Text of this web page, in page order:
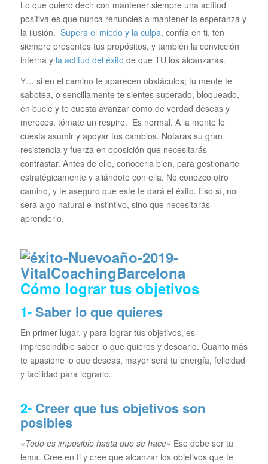
Lo que quiero decir con mantener siempre una actitud
positiva es que nunca renuncies a mantener la esperanza y
la ilusión. Supera el miedo y la culpa, confía en ti. ten
siempre presentes tus propósitos, y también la convicción
interna yla actitud del éxito de que TU los alcanzarás.
Y… si en el camino te aparecen obstáculos; tu mente te
sabotea, o sencillamente te sientes superado, bloqueado,
en bucle y te cuesta avanzar como de verdad deseas y
mereces, tómate un respiro. Es normal. A la mente le
cuesta asumir y apoyar tus cambios. Notarás su gran
resistencia y fuerza en oposición que necesitarás
contrastar. Antes de ello, conocerla bien, para gestionarte
estratégicamente y aliándote con ella. No conozco otro
camino, y te aseguro que este te dará el éxito. Eso sí, no
será algo natural e instintivo, sino que necesitarás
aprenderlo.
Cómo lograr tus objetivos
1-Saber lo que quieres
En primer lugar, y para lograr tus objetivos, es
imprescindible saber lo que quieres y desearlo. Cuanto más
te apasione lo que deseas, mayor será tu energía, felicidad
y facilidad para lograrlo.
2-Creer que tus objetivos son
posibles
«Todo es imposible hasta que se hace» Ese debe ser tu
lema. Cree en ti y cree que alcanzar los objetivos que te